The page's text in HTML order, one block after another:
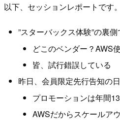
以下、セッションレポートです。
”スターバックス体験”の裏
どこのベンダー？AWS
皆、試行錯誤している
昨日、会員限定先行告知の
プロモーションは年間
AWSだからスケールア